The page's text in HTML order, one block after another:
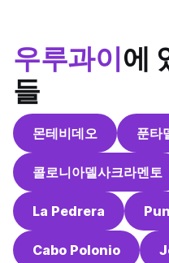
우루과이에
들
몬테비데오 푼타
콜로니아델사크라멘토
La Pedrera
Cabo Polonio